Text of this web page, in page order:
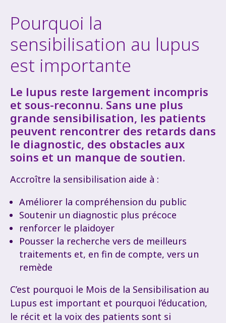
Pourquoi la
sensibilisation au lupus
est importante
Le lupus reste largement incompris
et sous-reconnu. Sans une plus
grande sensibilisation, les patients
peuvent rencontrer des retards dans
le diagnostic, des obstacles aux
soins et un manque de soutien.
Accroître la sensibilisation aide à :
Améliorer la compréhension du public
Soutenir un diagnostic plus précoce
renforcer le plaidoyer
Pousser la recherche vers de meilleurs
traitements et, en fin de compte, vers un
remède
C’est pourquoi le Mois de la Sensibilisation au
Lupus est important et pourquoi l’éducation,
le récit et la voix des patients sont si